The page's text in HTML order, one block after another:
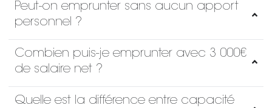
Peut-on emprunter sans aucun apport
personnel ?
Combien puis-je emprunter avec 3 000€
de salaire net ?
Quelle est la différence entre capacité